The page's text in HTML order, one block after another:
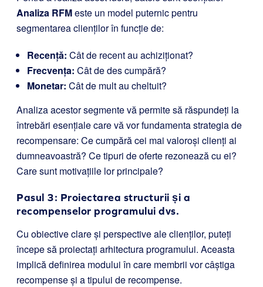
Analiza RFMeste un model puternic pentru
segmentarea clienților în funcție de:
Recență: Cât de recent au achiziționat?
Frecvența: Cât de des cumpără?
Monetar: Cât de mult au cheltuit?
Analiza acestor segmente vă permite să răspundeți la
întrebări esențiale care vă vor fundamenta strategia de
recompensare: Ce cumpără cei mai valoroși clienți ai
dumneavoastră? Ce tipuri de oferte rezonează cu ei?
Care sunt motivațiile lor principale?
Pasul 3: Proiectarea structurii și a
recompenselor programului dvs.
Cu obiective clare și perspective ale clienților, puteți
începe să proiectați arhitectura programului. Aceasta
implică definirea modului în care membrii vor câștiga
recompense și a tipului de recompense.